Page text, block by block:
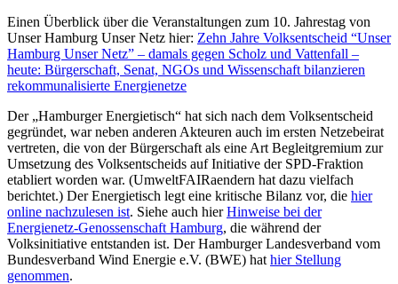
Einen Überblick über die Veranstaltungen zum 10. Jahrestag von
Unser Hamburg Unser Netz hier: Zehn Jahre Volksentscheid “Unser
Hamburg Unser Netz” – damals gegen Scholz und Vattenfall –
heute: Bürgerschaft, Senat, NGOs und Wissenschaft bilanzieren
rekommunalisierte Energienetze
Der „Hamburger Energietisch“ hat sich nach dem Volksentscheid
gegründet, war neben anderen Akteuren auch im ersten Netzebeirat
vertreten, die von der Bürgerschaft als eine Art Begleitgremium zur
Umsetzung des Volksentscheids auf Initiative der SPD-Fraktion
etabliert worden war. (UmweltFAIRaendern hat dazu vielfach
berichtet.) Der Energietisch legt eine kritische Bilanz vor, die hier
online nachzulesen ist. Siehe auch hierHinweise bei der
Energienetz-Genossenschaft Hamburg, die während der
Volksinitiative entstanden ist. Der Hamburger Landesverband vom
Bundesverband Wind Energie e.V. (BWE) hat hier Stellung
genommen.